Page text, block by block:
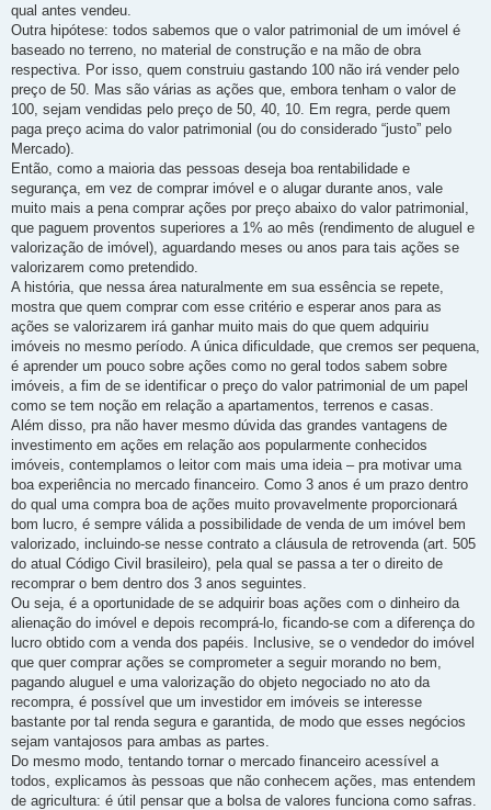
qual antes vendeu.
Outra hipótese: todos sabemos que o valor patrimonial de um imóvel é
baseado no terreno, no material de construção e na mão de obra
respectiva. Por isso, quem construiu gastando 100 não irá vender pelo
preço de 50. Mas são várias as ações que, embora tenham o valor de
100, sejam vendidas pelo preço de 50, 40, 10. Em regra, perde quem
paga preço acima do valor patrimonial (ou do considerado “justo” pelo
Mercado).
Então, como a maioria das pessoas deseja boa rentabilidade e
segurança, em vez de comprar imóvel e o alugar durante anos, vale
muito mais a pena comprar ações por preço abaixo do valor patrimonial,
que paguem proventos superiores a 1% ao mês (rendimento de aluguel e
valorização de imóvel), aguardando meses ou anos para tais ações se
valorizarem como pretendido.
A história, que nessa área naturalmente em sua essência se repete,
mostra que quem comprar com esse critério e esperar anos para as
ações se valorizarem irá ganhar muito mais do que quem adquiriu
imóveis no mesmo período. A única dificuldade, que cremos ser pequena,
é aprender um pouco sobre ações como no geral todos sabem sobre
imóveis, a fim de se identificar o preço do valor patrimonial de um papel
como se tem noção em relação a apartamentos, terrenos e casas.
Além disso, pra não haver mesmo dúvida das grandes vantagens de
investimento em ações em relação aos popularmente conhecidos
imóveis, contemplamos o leitor com mais uma ideia – pra motivar uma
boa experiência no mercado financeiro. Como 3 anos é um prazo dentro
do qual uma compra boa de ações muito provavelmente proporcionará
bom lucro, é sempre válida a possibilidade de venda de um imóvel bem
valorizado, incluindo-se nesse contrato a cláusula de retrovenda (art. 505
do atual Código Civil brasileiro), pela qual se passa a ter o direito de
recomprar o bem dentro dos 3 anos seguintes.
Ou seja, é a oportunidade de se adquirir boas ações com o dinheiro da
alienação do imóvel e depois recomprá-lo, ficando-se com a diferença do
lucro obtido com a venda dos papéis. Inclusive, se o vendedor do imóvel
que quer comprar ações se comprometer a seguir morando no bem,
pagando aluguel e uma valorização do objeto negociado no ato da
recompra, é possível que um investidor em imóveis se interesse
bastante por tal renda segura e garantida, de modo que esses negócios
sejam vantajosos para ambas as partes.
Do mesmo modo, tentando tornar o mercado financeiro acessível a
todos, explicamos às pessoas que não conhecem ações, mas entendem
de agricultura: é útil pensar que a bolsa de valores funciona como safras.